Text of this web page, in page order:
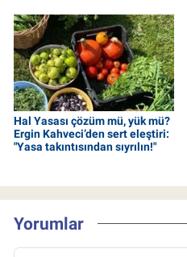
Hal Yasası çözüm mü, yük mü?
Ergin Kahveci’den sert eleştiri:
"Yasa takıntısından sıyrılın!"
Yorumlar